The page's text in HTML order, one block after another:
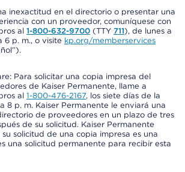
inexactitud en el directorio o presentar una
con un proveedor, comuníquese con
al 1-800-632-9700 (TTY 711), de lunes a
6 p. m., o visite kp.org/memberservices
Para solicitar una copia impresa del
de Kaiser Permanente, llame a
al 1-800-476-2167, los siete días de la
8 p. m. Kaiser Permanente le enviará una
de proveedores en un plazo de tres
de su solicitud. Kaiser Permanente
solicitud de una copia impresa es una
una solicitud permanente para recibir esta